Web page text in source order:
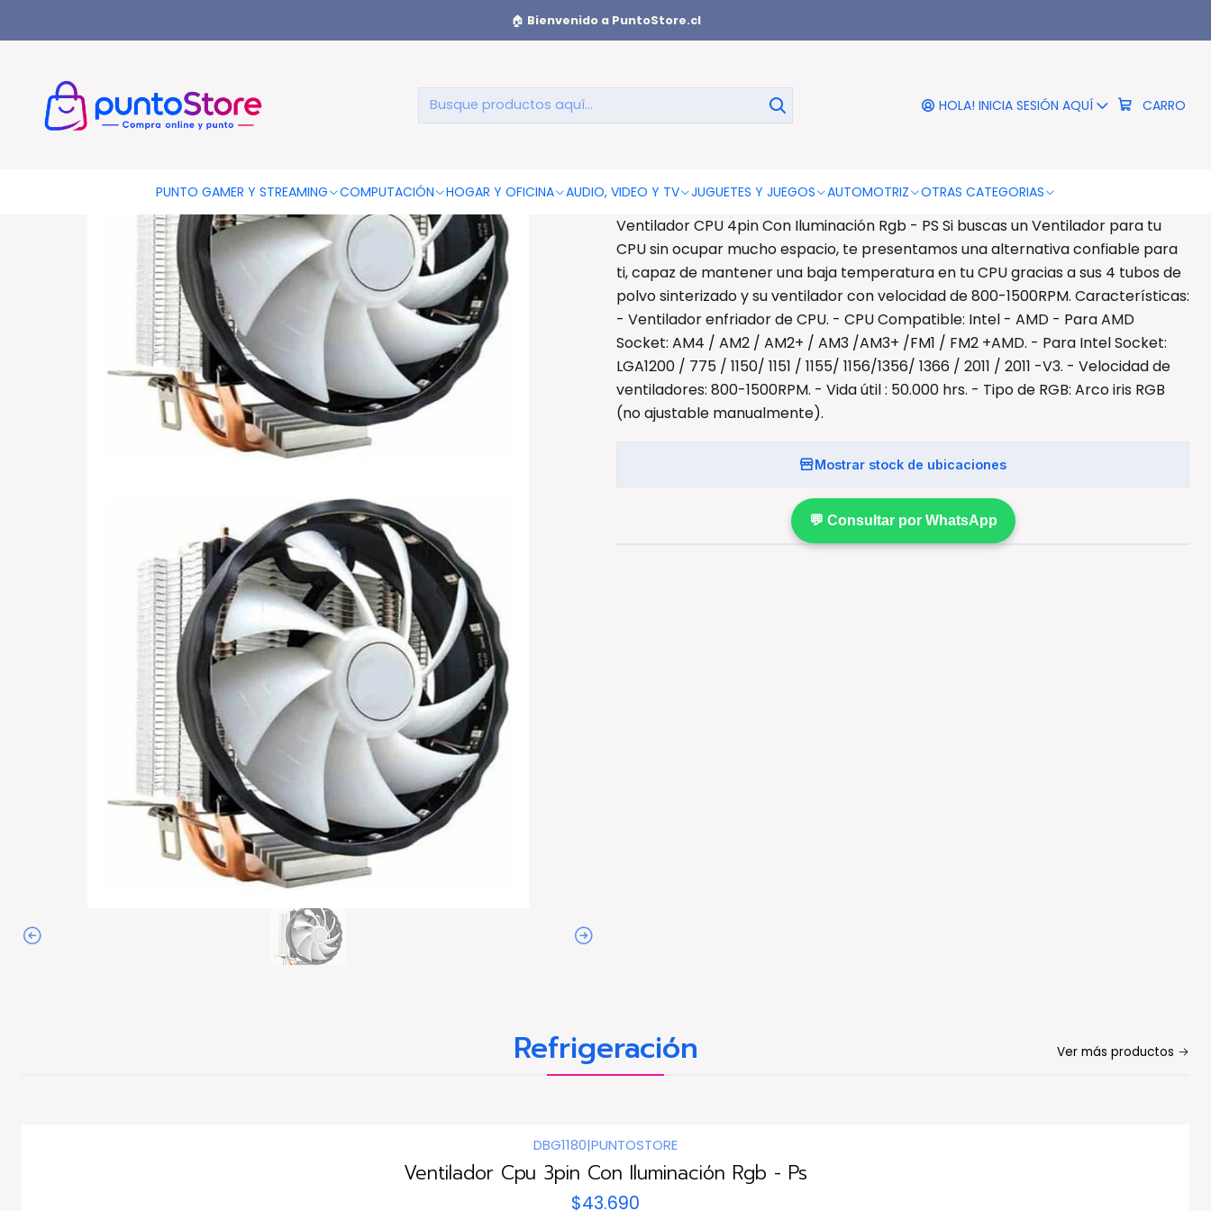
HOLA! INICIA SESIÓN AQUÍ CARRO
PUNTO GAMER Y STREAMING COMPUTACIÓN HOGAR Y OFICINA AUDIO, VIDEO Y TV JUGUETES Y JUEGOS AUTOMOTRIZ OTRAS CATEGORIAS
🏠 Bienvenido a PuntoStore.cl
Ventilador Cpu 4pin Con Iluminación Rgb - Ps
Ventilador Cpu 4pin Con Iluminación
Rgb - Ps
DESCRIPCIÓN
Ventilador CPU 4pin Con Iluminación Rgb - PS Si buscas un Ventilador para tu
CPU sin ocupar mucho espacio, te presentamos una alternativa confiable para
ti, capaz de mantener una baja temperatura en tu CPU gracias a sus 4 tubos de
polvo sinterizado y su ventilador con velocidad de 800-1500RPM. Características:
- Ventilador enfriador de CPU. - CPU Compatible: Intel - AMD - Para AMD
Socket: AM4 / AM2 / AM2+ / AM3 /AM3+ /FM1 / FM2 +AMD. - Para Intel Socket:
LGA1200 / 775 / 1150/ 1151 / 1155/ 1156/1356/ 1366 / 2011 / 2011 -V3. - Velocidad de
ventiladores: 800-1500RPM. - Vida útil : 50.000 hrs. - Tipo de RGB: Arco iris RGB
(no ajustable manualmente).
Mostrar stock de ubicaciones
💬 Consultar por WhatsApp
Refrigeración Ver más productos
DBG1180|PUNTOSTORE
Ventilador Cpu 3pin Con Iluminación Rgb - Ps
$43.690